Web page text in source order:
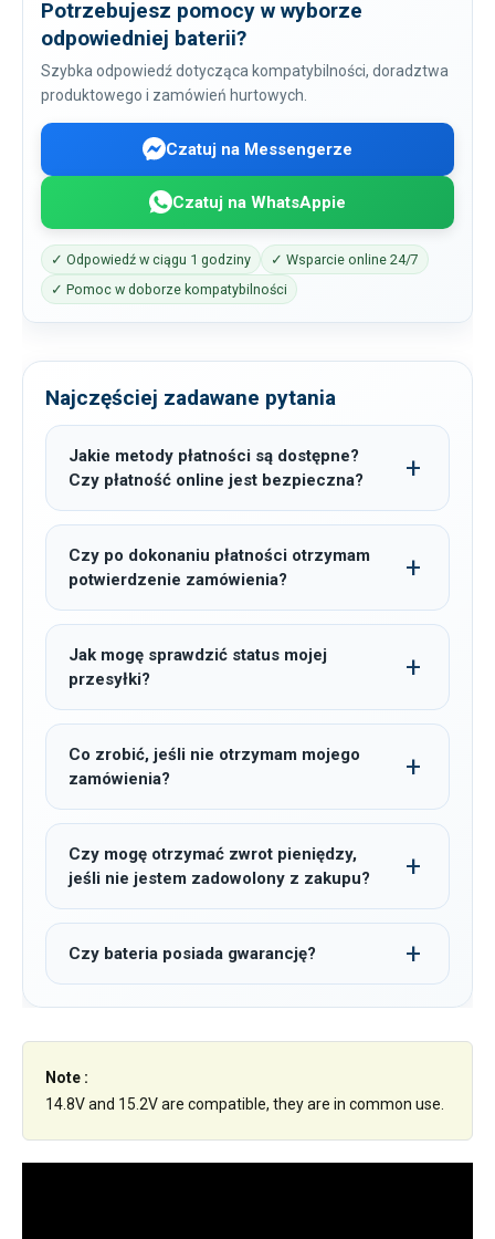
Potrzebujesz pomocy w wyborze
odpowiedniej baterii?
Szybka odpowiedź dotycząca kompatybilności, doradztwa
produktowego i zamówień hurtowych.
Czatuj na Messengerze
Czatuj na WhatsAppie
✓ Odpowiedź w ciągu 1 godziny
✓ Wsparcie online 24/7
✓ Pomoc w doborze kompatybilności
Najczęściej zadawane pytania
Jakie metody płatności są dostępne?
Czy płatność online jest bezpieczna?
Czy po dokonaniu płatności otrzymam
potwierdzenie zamówienia?
Jak mogę sprawdzić status mojej
przesyłki?
Co zrobić, jeśli nie otrzymam mojego
zamówienia?
Czy mogę otrzymać zwrot pieniędzy,
jeśli nie jestem zadowolony z zakupu?
Czy bateria posiada gwarancję?
Note :
14.8V and 15.2V are compatible, they are in common use.